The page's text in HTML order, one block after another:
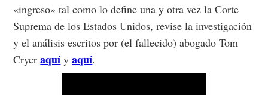
«ingreso» tal como lo define una y otra vez la Corte
Suprema de los Estados Unidos, revise la investigación
y el análisis escritos por (el fallecido) abogado Tom
Cryeraquíyaquí.